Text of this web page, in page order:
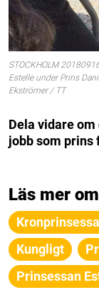
STOCKHOLM
Estelle under Prins
Ekströmer / TT
Dela vidare
jobb som prins
Läs mer
Kungligt
Prinsessan